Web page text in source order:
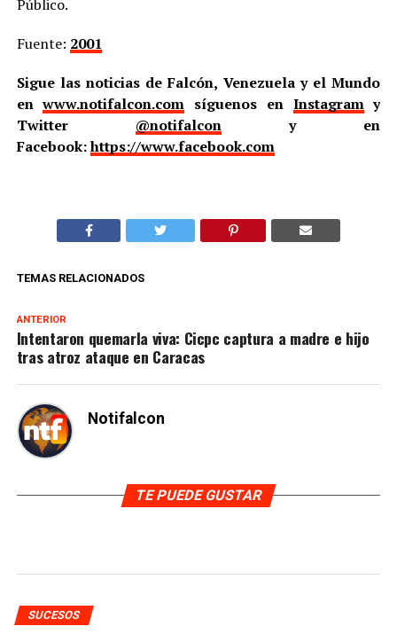
Público.
Fuente: 2001
Sigue las noticias de Falcón, Venezuela y el Mundo
enwww.notifalcon.com síguenos en Instagramy
Twitter @notifalcony en
Facebook:https://www.facebook.com
TEMAS RELACIONADOS
ANTERIOR
Intentaron quemarla viva: Cicpc captura a madre e hijo
tras atroz ataque en Caracas
Notifalcon
TE PUEDE GUSTAR
SUCESOS